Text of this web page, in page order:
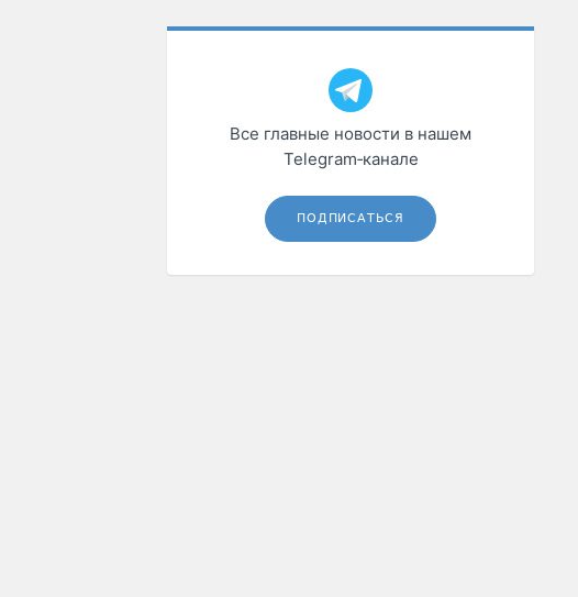
Все главные новости в нашем
Telegram‑канале
ПОДПИСАТЬСЯ